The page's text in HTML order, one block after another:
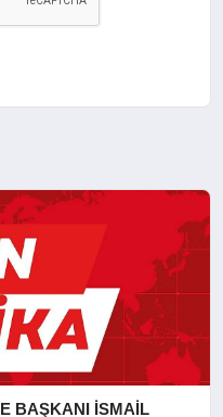
BAŞKANI İSMAİL